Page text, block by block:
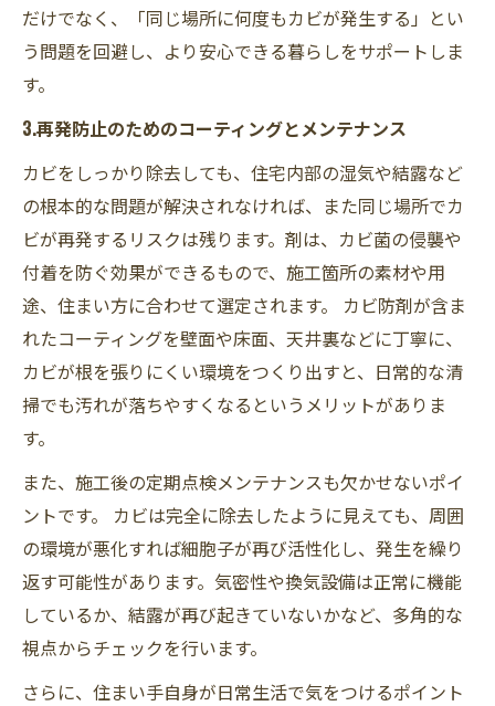
だけでなく、「同じ場所に何度もカビが発生する」とい
う問題を回避し、より安心できる暮らしをサポートしま
す。
3.再発防止のためのコーティングとメンテナンス
カビをしっかり除去しても、住宅内部の湿気や結露など
の根本的な問題が解決されなければ、また同じ場所でカ
ビが再発するリスクは残ります。剤は、カビ菌の侵襲や
付着を防ぐ効果ができるもので、施工箇所の素材や用
途、住まい方に合わせて選定されます。 カビ防剤が含ま
れたコーティングを壁面や床面、天井裏などに丁寧に、
カビが根を張りにくい環境をつくり出すと、日常的な清
掃でも汚れが落ちやすくなるというメリットがありま
す。
また、施工後の定期点検メンテナンスも欠かせないポイ
ントです。 カビは完全に除去したように見えても、周囲
の環境が悪化すれば細胞子が再び活性化し、発生を繰り
返す可能性があります。気密性や換気設備は正常に機能
しているか、結露が再び起きていないかなど、多角的な
視点からチェックを行います。
さらに、住まい手自身が日常生活で気をつけるポイント